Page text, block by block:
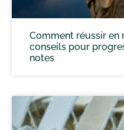
Comment réussir en
conseils pour
notes